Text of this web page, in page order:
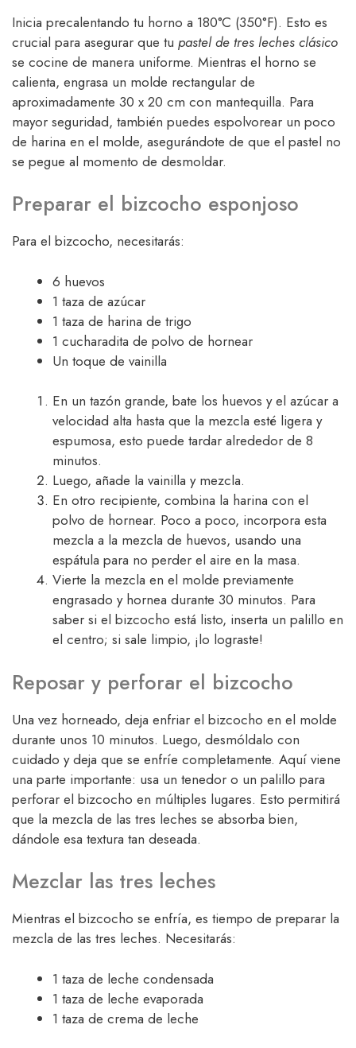
Inicia precalentando tu horno a 180°C (350°F). Esto es
crucial para asegurar que tu pastel de tres leches clásico
se cocine de manera uniforme. Mientras el horno se
calienta, engrasa un molde rectangular de
aproximadamente 30 x 20 cm con mantequilla. Para
mayor seguridad, también puedes espolvorear un poco
de harina en el molde, asegurándote de que el pastel no
se pegue al momento de desmoldar.
Preparar el bizcocho esponjoso
Para el bizcocho, necesitarás:
6 huevos
1 taza de azúcar
1 taza de harina de trigo
1 cucharadita de polvo de hornear
Un toque de vainilla
En un tazón grande, bate los huevos y el azúcar a
velocidad alta hasta que la mezcla esté ligera y
espumosa, esto puede tardar alrededor de 8
minutos.
Luego, añade la vainilla y mezcla.
En otro recipiente, combina la harina con el
polvo de hornear. Poco a poco, incorpora esta
mezcla a la mezcla de huevos, usando una
espátula para no perder el aire en la masa.
Vierte la mezcla en el molde previamente
engrasado y hornea durante 30 minutos. Para
saber si el bizcocho está listo, inserta un palillo en
el centro; si sale limpio, ¡lo lograste!
Reposar y perforar el bizcocho
Una vez horneado, deja enfriar el bizcocho en el molde
durante unos 10 minutos. Luego, desmóldalo con
cuidado y deja que se enfríe completamente. Aquí viene
una parte importante: usa un tenedor o un palillo para
perforar el bizcocho en múltiples lugares. Esto permitirá
que la mezcla de las tres leches se absorba bien,
dándole esa textura tan deseada.
Mezclar las tres leches
Mientras el bizcocho se enfría, es tiempo de preparar la
mezcla de las tres leches. Necesitarás:
1 taza de leche condensada
1 taza de leche evaporada
1 taza de crema de leche